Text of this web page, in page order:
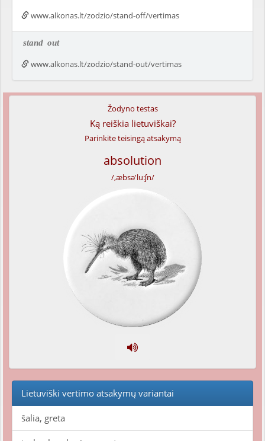
www.alkonas.lt/zodzio/stand-off/vertimas
stand out
www.alkonas.lt/zodzio/stand-out/vertimas
Žodyno testas
Ką reiškia lietuviškai?
Parinkite teisingą atsakymą
absolution
/,æbsə'lu:ʃn/
Lietuviški vertimo atsakymų variantai
šalia, greta